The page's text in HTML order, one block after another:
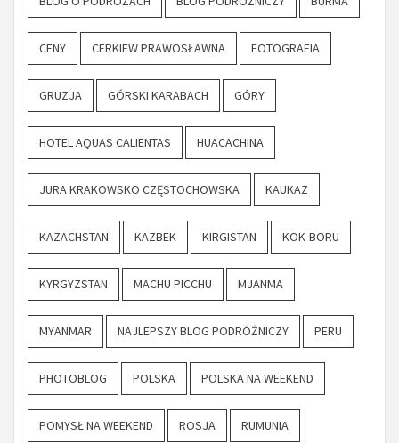
CENY CERKIEW PRAWOSŁAWNA FOTOGRAFIA
GRUZJA GÓRSKI KARABACH GÓRY
HOTEL AQUAS CALIENTAS HUACACHINA
JURA KRAKOWSKO CZĘSTOCHOWSKA KAUKAZ
KAZACHSTAN KAZBEK KIRGISTAN KOK-BORU
KYRGYZSTAN MACHU PICCHU MJANMA
MYANMAR NAJLEPSZY BLOG PODRÓŻNICZY PERU
PHOTOBLOG POLSKA POLSKA NA WEEKEND
POMYSŁ NA WEEKEND ROSJA RUMUNIA